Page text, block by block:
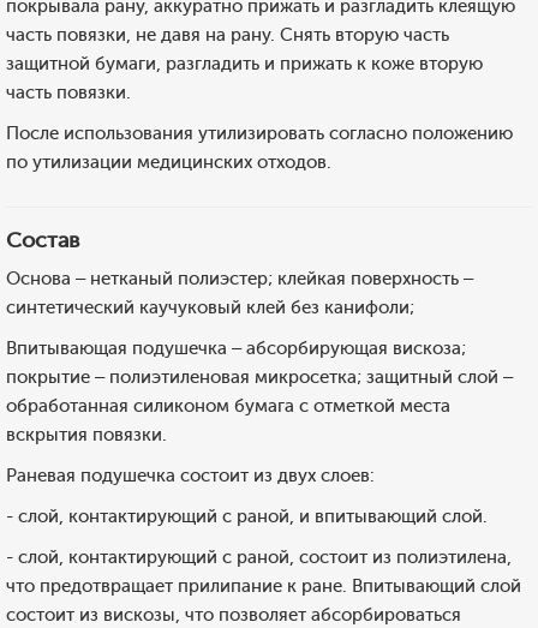
покрывала рану, аккуратно прижать и разгладить клеящую
часть повязки, не давя на рану. Снять вторую часть
защитной бумаги, разгладить и прижать к коже вторую
часть повязки.
После использования утилизировать согласно положению
по утилизации медицинских отходов.
Состав
Основа – нетканый полиэстер; клейкая поверхность –
синтетический каучуковый клей без канифоли;
Впитывающая подушечка – абсорбирующая вискоза;
покрытие – полиэтиленовая микросетка; защитный слой –
обработанная силиконом бумага с отметкой места
вскрытия повязки.
Раневая подушечка состоит из двух слоев:
- cлой, контактирующий с раной, и впитывающий слой.
- слой, контактирующий с раной, состоит из полиэтилена,
что предотвращает прилипание к ране. Впитывающий слой
состоит из вискозы, что позволяет абсорбироваться